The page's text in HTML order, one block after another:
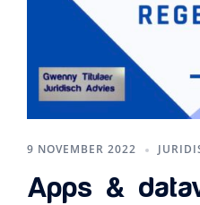
9 NOVEMBER 2022
Apps &